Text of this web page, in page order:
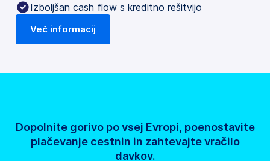
Izboljšan cash flow s kreditno rešitvijo
Več informacij
Dopolnite gorivo po vsej Evropi, poenostavite
plačevanje cestnin in zahtevajte vračilo
davkov.